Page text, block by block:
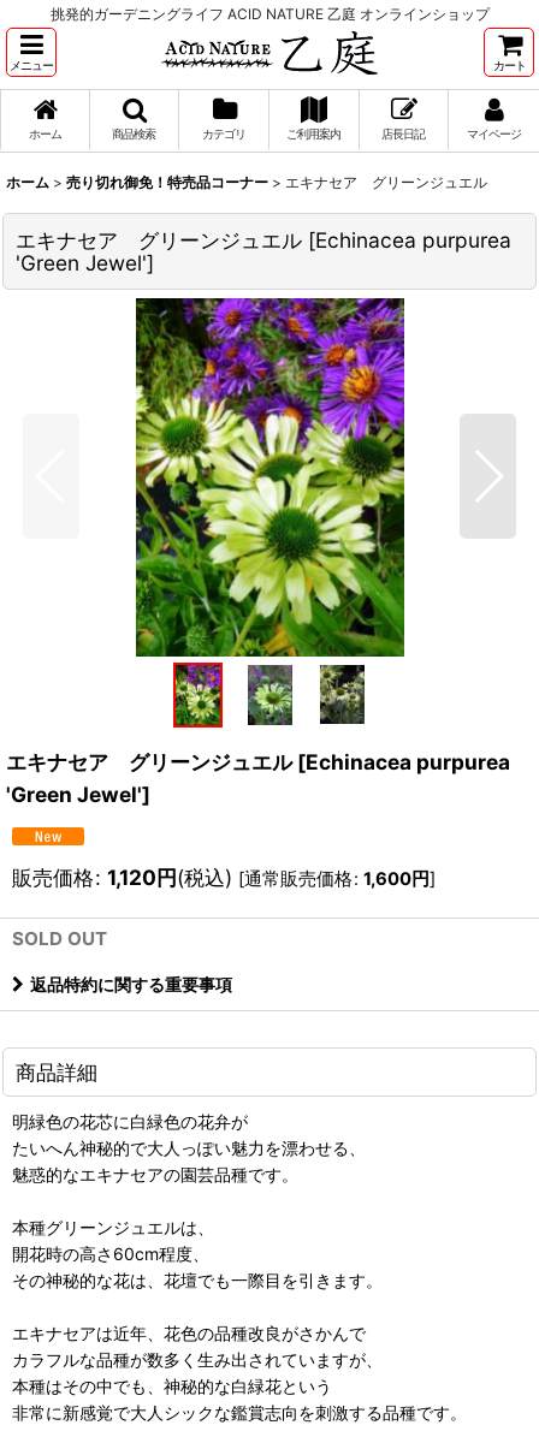
挑発的ガーデニングライフ ACID NATURE 乙庭 オンラインショップ
メニュー カート
ホーム 商品検索 カテゴリ ご利用案内 店長日記 マイページ
ホーム > 売り切れ御免！特売品コーナー > エキナセア グリーンジュエル
エキナセア グリーンジュエル [Echinacea purpurea
'Green Jewel']
エキナセア グリーンジュエル [Echinacea purpurea
'Green Jewel']
販売価格: 1,120円(税込) [通常販売価格: 1,600円]
SOLD OUT
返品特約に関する重要事項
商品詳細
明緑色の花芯に白緑色の花弁が
たいへん神秘的で大人っぽい魅力を漂わせる、
魅惑的なエキナセアの園芸品種です。
本種グリーンジュエルは、
開花時の高さ60cm程度、
その神秘的な花は、花壇でも一際目を引きます。
エキナセアは近年、花色の品種改良がさかんで
カラフルな品種が数多く生み出されていますが、
本種はその中でも、神秘的な白緑花という
非常に新感覚で大人シックな鑑賞志向を刺激する品種です。